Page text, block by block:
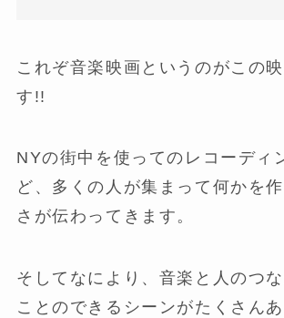
これぞ音楽映画というのがこの
す!!
NYの街中を使ってのレコーディ
ど、多くの人が集まって何かを
さが伝わってきます。
そしてなにより、音楽と人のつ
ことのできるシーンがたくさん